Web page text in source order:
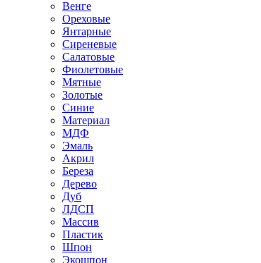
Венге
Ореховые
Янтарные
Сиреневые
Салатовые
Фиолетовые
Мятные
Золотые
Синие
Материал
МДФ
Эмаль
Акрил
Береза
Дерево
Дуб
ЛДСП
Массив
Пластик
Шпон
Экошпон